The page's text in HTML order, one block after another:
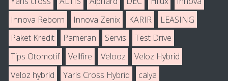
Innova Reborn
Innova Zenix KARIR
LEASING
Paket Kredit
Pameran Servis
Test Drive
Tips Otomotif
Vellfire Velooz
Veloz Hybrid
Veloz hybrid
Yaris Cross Hybrid calya